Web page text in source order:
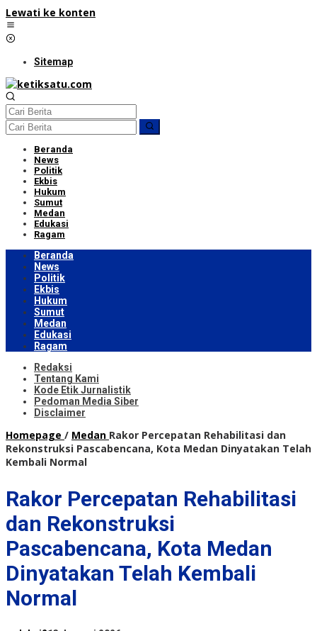
Lewati ke konten
Sitemap
Beranda
News
Politik
Ekbis
Hukum
Sumut
Medan
Edukasi
Ragam
Beranda
News
Politik
Ekbis
Hukum
Sumut
Medan
Edukasi
Ragam
Redaksi
Tentang Kami
Kode Etik Jurnalistik
Pedoman Media Siber
Disclaimer
Homepage / Medan Rakor Percepatan Rehabilitasi dan
Rekonstruksi Pascabencana, Kota Medan Dinyatakan Telah
Kembali Normal
Rakor Percepatan Rehabilitasi
dan Rekonstruksi
Pascabencana, Kota Medan
Dinyatakan Telah Kembali
Normal